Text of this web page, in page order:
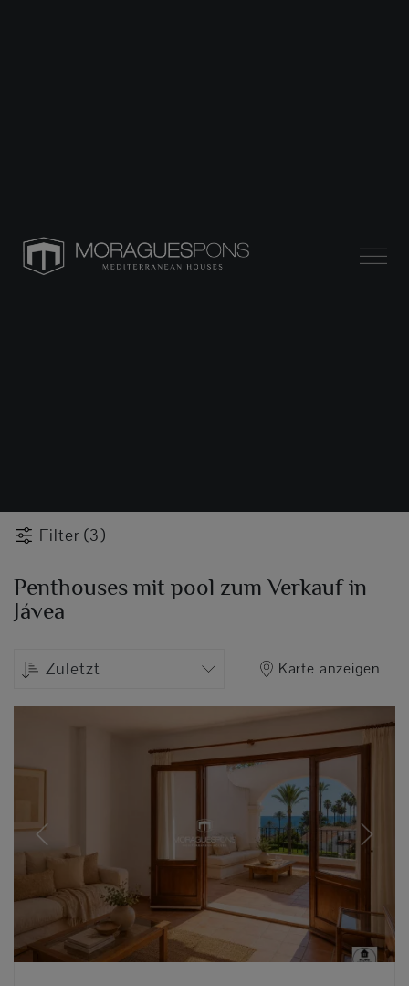
Filter (3)
Penthouses mit pool zum Verkauf in
Jávea
Zuletzt Karte anzeigen
Previous Next